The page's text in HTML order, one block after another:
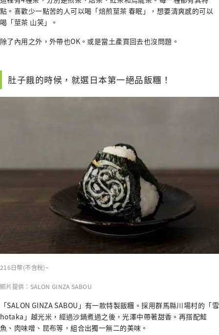
點。喜歡少一點苦的人可以喝「焙煎莖茶 春眠」，想要清爽感的可以
喝「莖茶 山笑」。
除了內用之外，外帶也OK。或是當土產買回去也沒問題。
肚子餓的時候，就選日本第一絕品飯糰！
216日幣(不含稅)~
照片提供：SALON GINZA SABOU
「SALON GINZA SABOU」有一款特製飯糰。採用群馬縣川場村的「雪
hotaka」越光米，經過沙鍋煮過之後，光澤中帶著甜香。再搭配鮭
魚、肉味噌、昆布等，組合出獨一無二的美味。